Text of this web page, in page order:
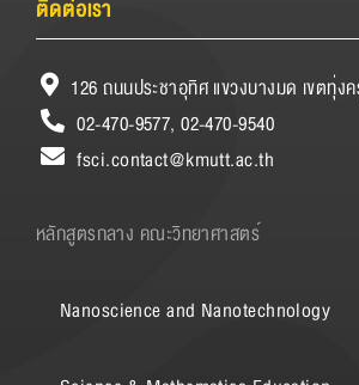
ติดต่อเรา
126 ถนนประชาอุทิศ แขวงบางมด เขตทุ่ง
02-470-9577, 02-470-9540
fsci.contact@kmutt.ac.th
หลักสูตรกลาง คณะวิทยาศาสตร์
Nanoscience and Nanotechnology